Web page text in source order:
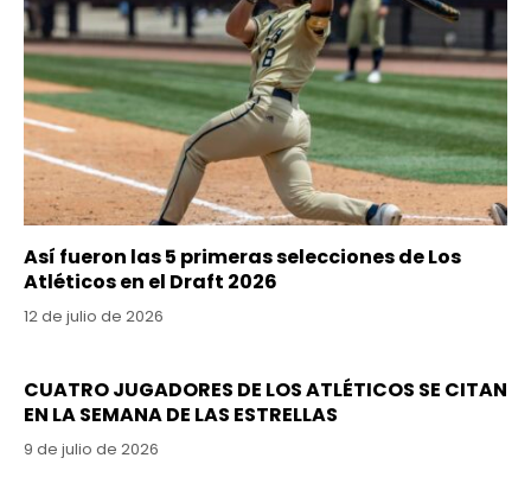
Así fueron las 5 primeras selecciones de Los
Atléticos en el Draft 2026
12 de julio de 2026
CUATRO JUGADORES DE LOS ATLÉTICOS SE CITAN
EN LA SEMANA DE LAS ESTRELLAS
9 de julio de 2026